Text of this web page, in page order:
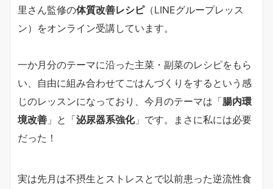
里さん監修の体質改善レシピ（LINEグループレッス
ン）をオンライン受講しています。
一か月分のテーマに沿った主菜・副菜のレシピをもら
い、自由に組み合わせてごはんづくりをするという感
じのレッスンになっており、今月のテーマは「腸内環
境改善 」と「泌尿器系強化」です。まさに私には必要
だった！
実は先月は不摂生とストレスとで以前患った逆流性食